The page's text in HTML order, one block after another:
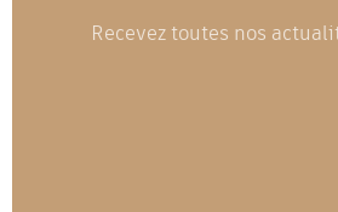
Recevez toutes nos